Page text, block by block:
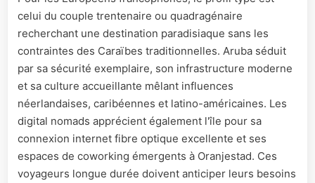
celui du couple trentenaire ou quadragénaire
recherchant une destination paradisiaque sans les
contraintes des Caraïbes traditionnelles. Aruba séduit
par sa sécurité exemplaire, son infrastructure moderne
et sa culture accueillante mêlant influences
néerlandaises, caribéennes et latino-américaines. Les
digital nomads apprécient également l'île pour sa
connexion internet fibre optique excellente et ses
espaces de coworking émergents à Oranjestad. Ces
voyageurs longue durée doivent anticiper leurs besoins